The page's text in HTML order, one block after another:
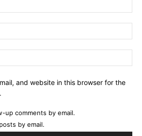
and website in this browser for the
up comments by email.
by email.